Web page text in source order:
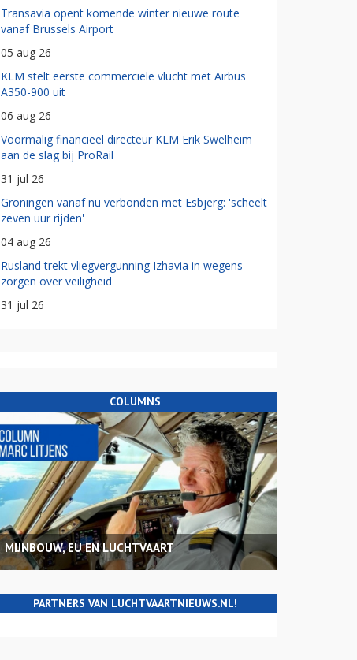
Transavia opent komende winter nieuwe route
vanaf Brussels Airport
05 aug 26
KLM stelt eerste commerciële vlucht met Airbus
A350-900 uit
06 aug 26
Voormalig financieel directeur KLM Erik Swelheim
aan de slag bij ProRail
31 jul 26
Groningen vanaf nu verbonden met Esbjerg: 'scheelt
zeven uur rijden'
04 aug 26
Rusland trekt vliegvergunning Izhavia in wegens
zorgen over veiligheid
31 jul 26
COLUMNS
MIJNBOUW, EU EN LUCHTVAART
PARTNERS VAN LUCHTVAARTNIEUWS.NL!